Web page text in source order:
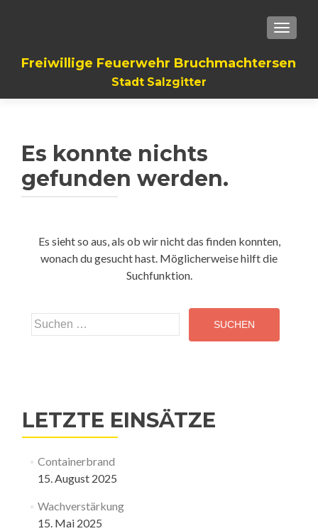
Freiwillige Feuerwehr Bruchmachtersen
Stadt Salzgitter
Es konnte nichts
gefunden werden.
Es sieht so aus, als ob wir nicht das finden konnten,
wonach du gesucht hast. Möglicherweise hilft die
Suchfunktion.
Suchen
nach:
LETZTE EINSÄTZE
Containerbrand
15. August 2025
Wachverstärkung
15. Mai 2025